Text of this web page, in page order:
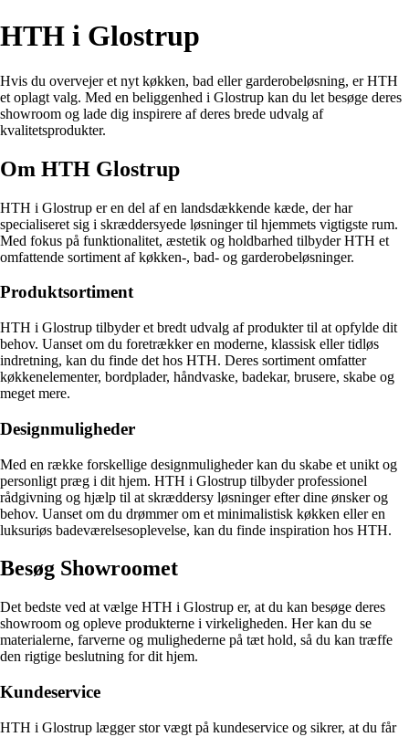
HTH i Glostrup
Hvis du overvejer et nyt køkken, bad eller garderobeløsning, er HTH
et oplagt valg. Med en beliggenhed i Glostrup kan du let besøge deres
showroom og lade dig inspirere af deres brede udvalg af
kvalitetsprodukter.
Om HTH Glostrup
HTH i Glostrup er en del af en landsdækkende kæde, der har
specialiseret sig i skræddersyede løsninger til hjemmets vigtigste rum.
Med fokus på funktionalitet, æstetik og holdbarhed tilbyder HTH et
omfattende sortiment af køkken-, bad- og garderobeløsninger.
Produktsortiment
HTH i Glostrup tilbyder et bredt udvalg af produkter til at opfylde dit
behov. Uanset om du foretrækker en moderne, klassisk eller tidløs
indretning, kan du finde det hos HTH. Deres sortiment omfatter
køkkenelementer, bordplader, håndvaske, badekar, brusere, skabe og
meget mere.
Designmuligheder
Med en række forskellige designmuligheder kan du skabe et unikt og
personligt præg i dit hjem. HTH i Glostrup tilbyder professionel
rådgivning og hjælp til at skræddersy løsninger efter dine ønsker og
behov. Uanset om du drømmer om et minimalistisk køkken eller en
luksuriøs badeværelsesoplevelse, kan du finde inspiration hos HTH.
Besøg Showroomet
Det bedste ved at vælge HTH i Glostrup er, at du kan besøge deres
showroom og opleve produkterne i virkeligheden. Her kan du se
materialerne, farverne og mulighederne på tæt hold, så du kan træffe
den rigtige beslutning for dit hjem.
Kundeservice
HTH i Glostrup lægger stor vægt på kundeservice og sikrer, at du får